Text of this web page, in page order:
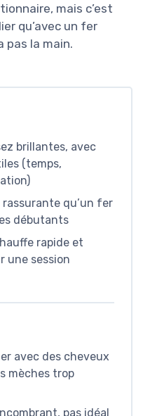
mais c’est
qu’avec un fer
pas la main.
brillantes, avec
(temps,
qu’un fer
débutants
rapide et
une session
avec des cheveux
mèches trop
pas idéal